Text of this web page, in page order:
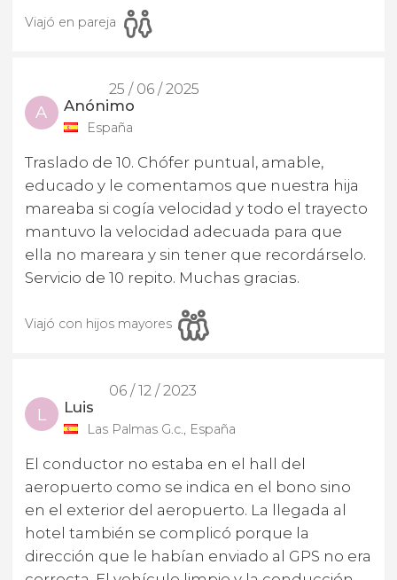
Viajó en pareja
25 / 06 / 2025
A Anónimo
España
Traslado de 10. Chófer puntual, amable,
educado y le comentamos que nuestra hija
mareaba si cogía velocidad y todo el trayecto
mantuvo la velocidad adecuada para que
ella no mareara y sin tener que recordárselo.
Servicio de 10 repito. Muchas gracias.
Viajó con hijos mayores
06 / 12 / 2023
L Luis
Las Palmas G.c., España
El conductor no estaba en el hall del
aeropuerto como se indica en el bono sino
en el exterior del aeropuerto. La llegada al
hotel también se complicó porque la
dirección que le habían enviado al GPS no era